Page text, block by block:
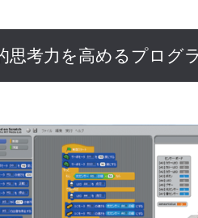
思考力を高めるプログ